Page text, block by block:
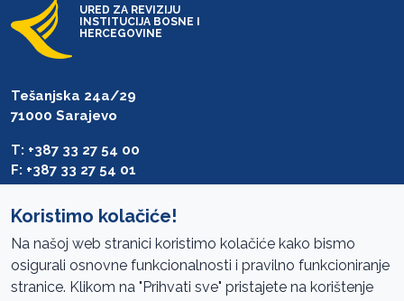
URED ZA REVIZIJU
INSTITUCIJA BOSNE I
HERCEGOVINE
Tešanjska 24a/29
71000 Sarajevo
T: +387 33 27 54 00
F: +387 33 27 54 01
Pristup informacijama
Koristimo kolačiće!
Na našoj web stranici koristimo kolačiće kako bismo
osigurali osnovne funkcionalnosti i pravilno funkcioniranje
stranice. Klikom na "Prihvati sve" pristajete na korištenje